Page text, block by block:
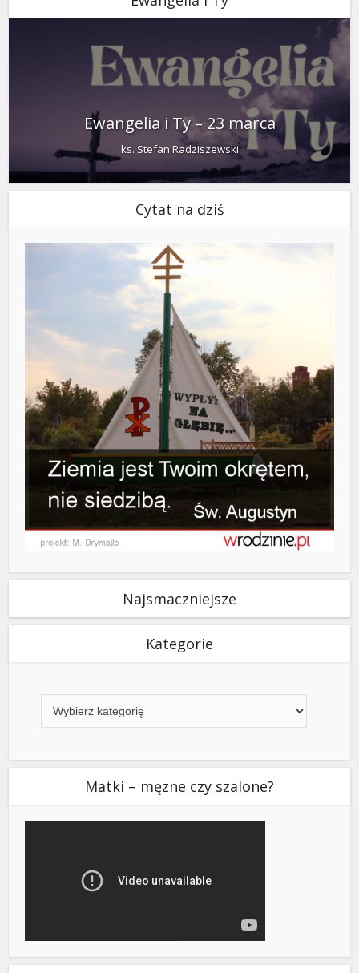
Ewangelia i Ty – 23 marca
ks. Stefan Radziszewski
Cytat na dziś
Najsmaczniejsze
Kategorie
Matki – męzne czy szalone?